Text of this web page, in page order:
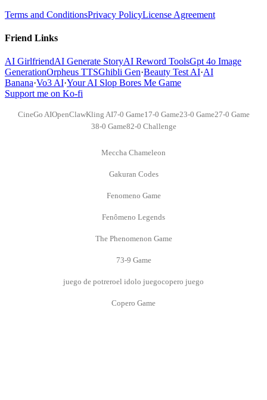
Terms and ConditionsPrivacy PolicyLicense Agreement
Friend Links
AI GirlfriendAI Generate StoryAI Reword ToolsGpt 4o Image
GenerationOrpheus TTSGhibli Gen·Beauty Test AI·AI
Banana·Vo3 AI·Your AI Slop Bores Me Game
Support me on Ko-fi
CineGo AIOpenClawKling AI7-0 Game17-0 Game23-0 Game27-0 Game
38-0 Game82-0 Challenge
Meccha Chameleon
Gakuran Codes
Fenomeno Game
Fenômeno Legends
The Phenomenon Game
73-9 Game
juego de potreroel idolo juegocopero juego
Copero Game